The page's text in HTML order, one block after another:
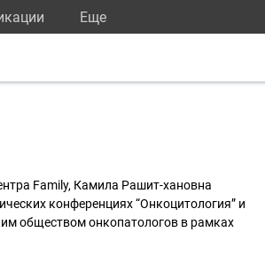
Eще
Family, Камила Рашит-хановна
конференциях “Онкоцитология” и
обществом онкопатологов в рамках